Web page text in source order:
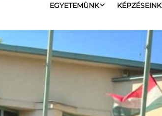
EGYETEMÜNK KÉPZÉSEINK